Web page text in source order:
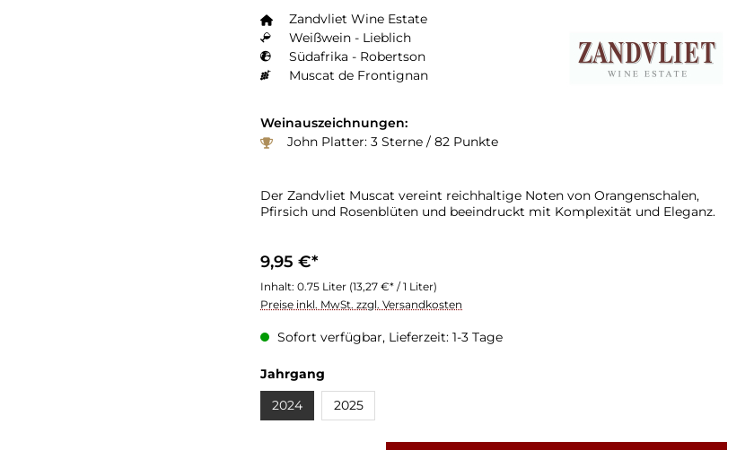
Zandvliet Wine Estate
Weißwein - Lieblich
Südafrika - Robertson
Muscat de Frontignan
Weinauszeichnungen:
John Platter: 3 Sterne / 82 Punkte
Der Zandvliet Muscat vereint reichhaltige Noten von Orangenschalen,
Pfirsich und Rosenblüten und beeindruckt mit Komplexität und Eleganz.
9,95 €*
Inhalt: 0.75 Liter (13,27 €* / 1 Liter)
Preise inkl. MwSt. zzgl. Versandkosten
Sofort verfügbar, Lieferzeit: 1-3 Tage
Jahrgang
2024
2025